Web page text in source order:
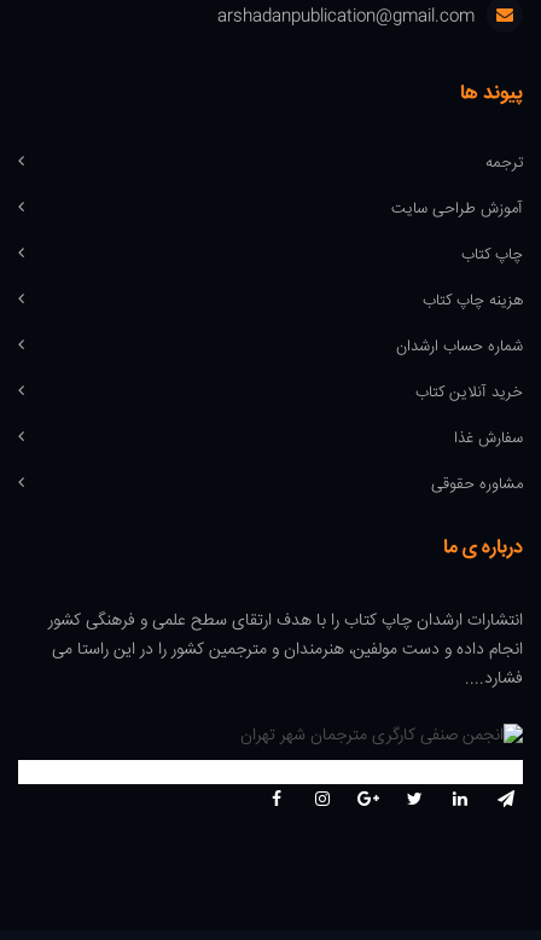
arshadanpublication@gmail.com
پیوند ها
ترجمه
آموزش طراحی سایت
چاپ کتاب
هزینه چاپ کتاب
شماره حساب ارشدان
خرید آنلاین کتاب
سفارش غذا
مشاوره حقوقی
درباره ی ما
انتشارات ارشدان چاپ کتاب را با هدف ارتقای سطح علمی و فرهنگی کشور
انجام داده و دست مولفین، هنرمندان و مترجمین کشور را در این راستا می
فشارد....